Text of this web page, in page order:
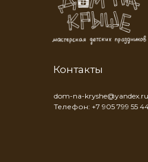
dom-na-kryshe@yandex.ru
Телефон: +7 905 799 55
Контакты